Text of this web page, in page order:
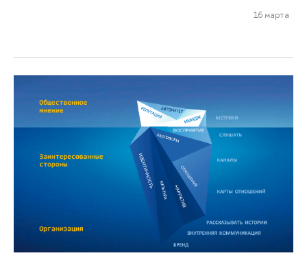
16 марта